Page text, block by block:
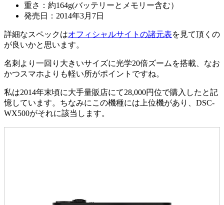
重さ：約164g(バッテリーとメモリー含む）
発売日：2014年3月7日
詳細なスペックはオフィシャルサイトの諸元表を見て頂くの
が良いかと思います。
名刺より一回り大きいサイズに光学20倍ズームを搭載、なお
かつスマホよりも軽い所がポイントですね。
私は2014年末頃に大手量販店にて28,000円位で購入したと記
憶しています。ちなみにこの機種には上位機があり、DSC-
WX500がそれに該当します。